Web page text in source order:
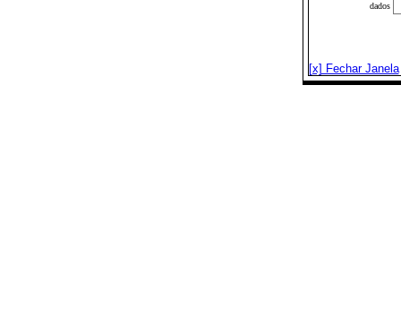
dados
[x] Fechar Janela